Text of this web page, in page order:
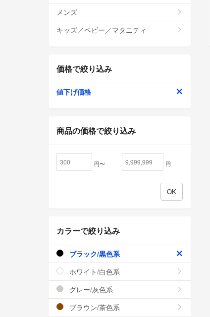
メンズ
キッズ／ベビー／マタニティ
価格で絞り込み
値下げ価格
商品の価格で絞り込み
円〜 円
カラーで絞り込み
ブラック/黒色系
ホワイト/白色系
グレー/灰色系
ブラウン/茶色系